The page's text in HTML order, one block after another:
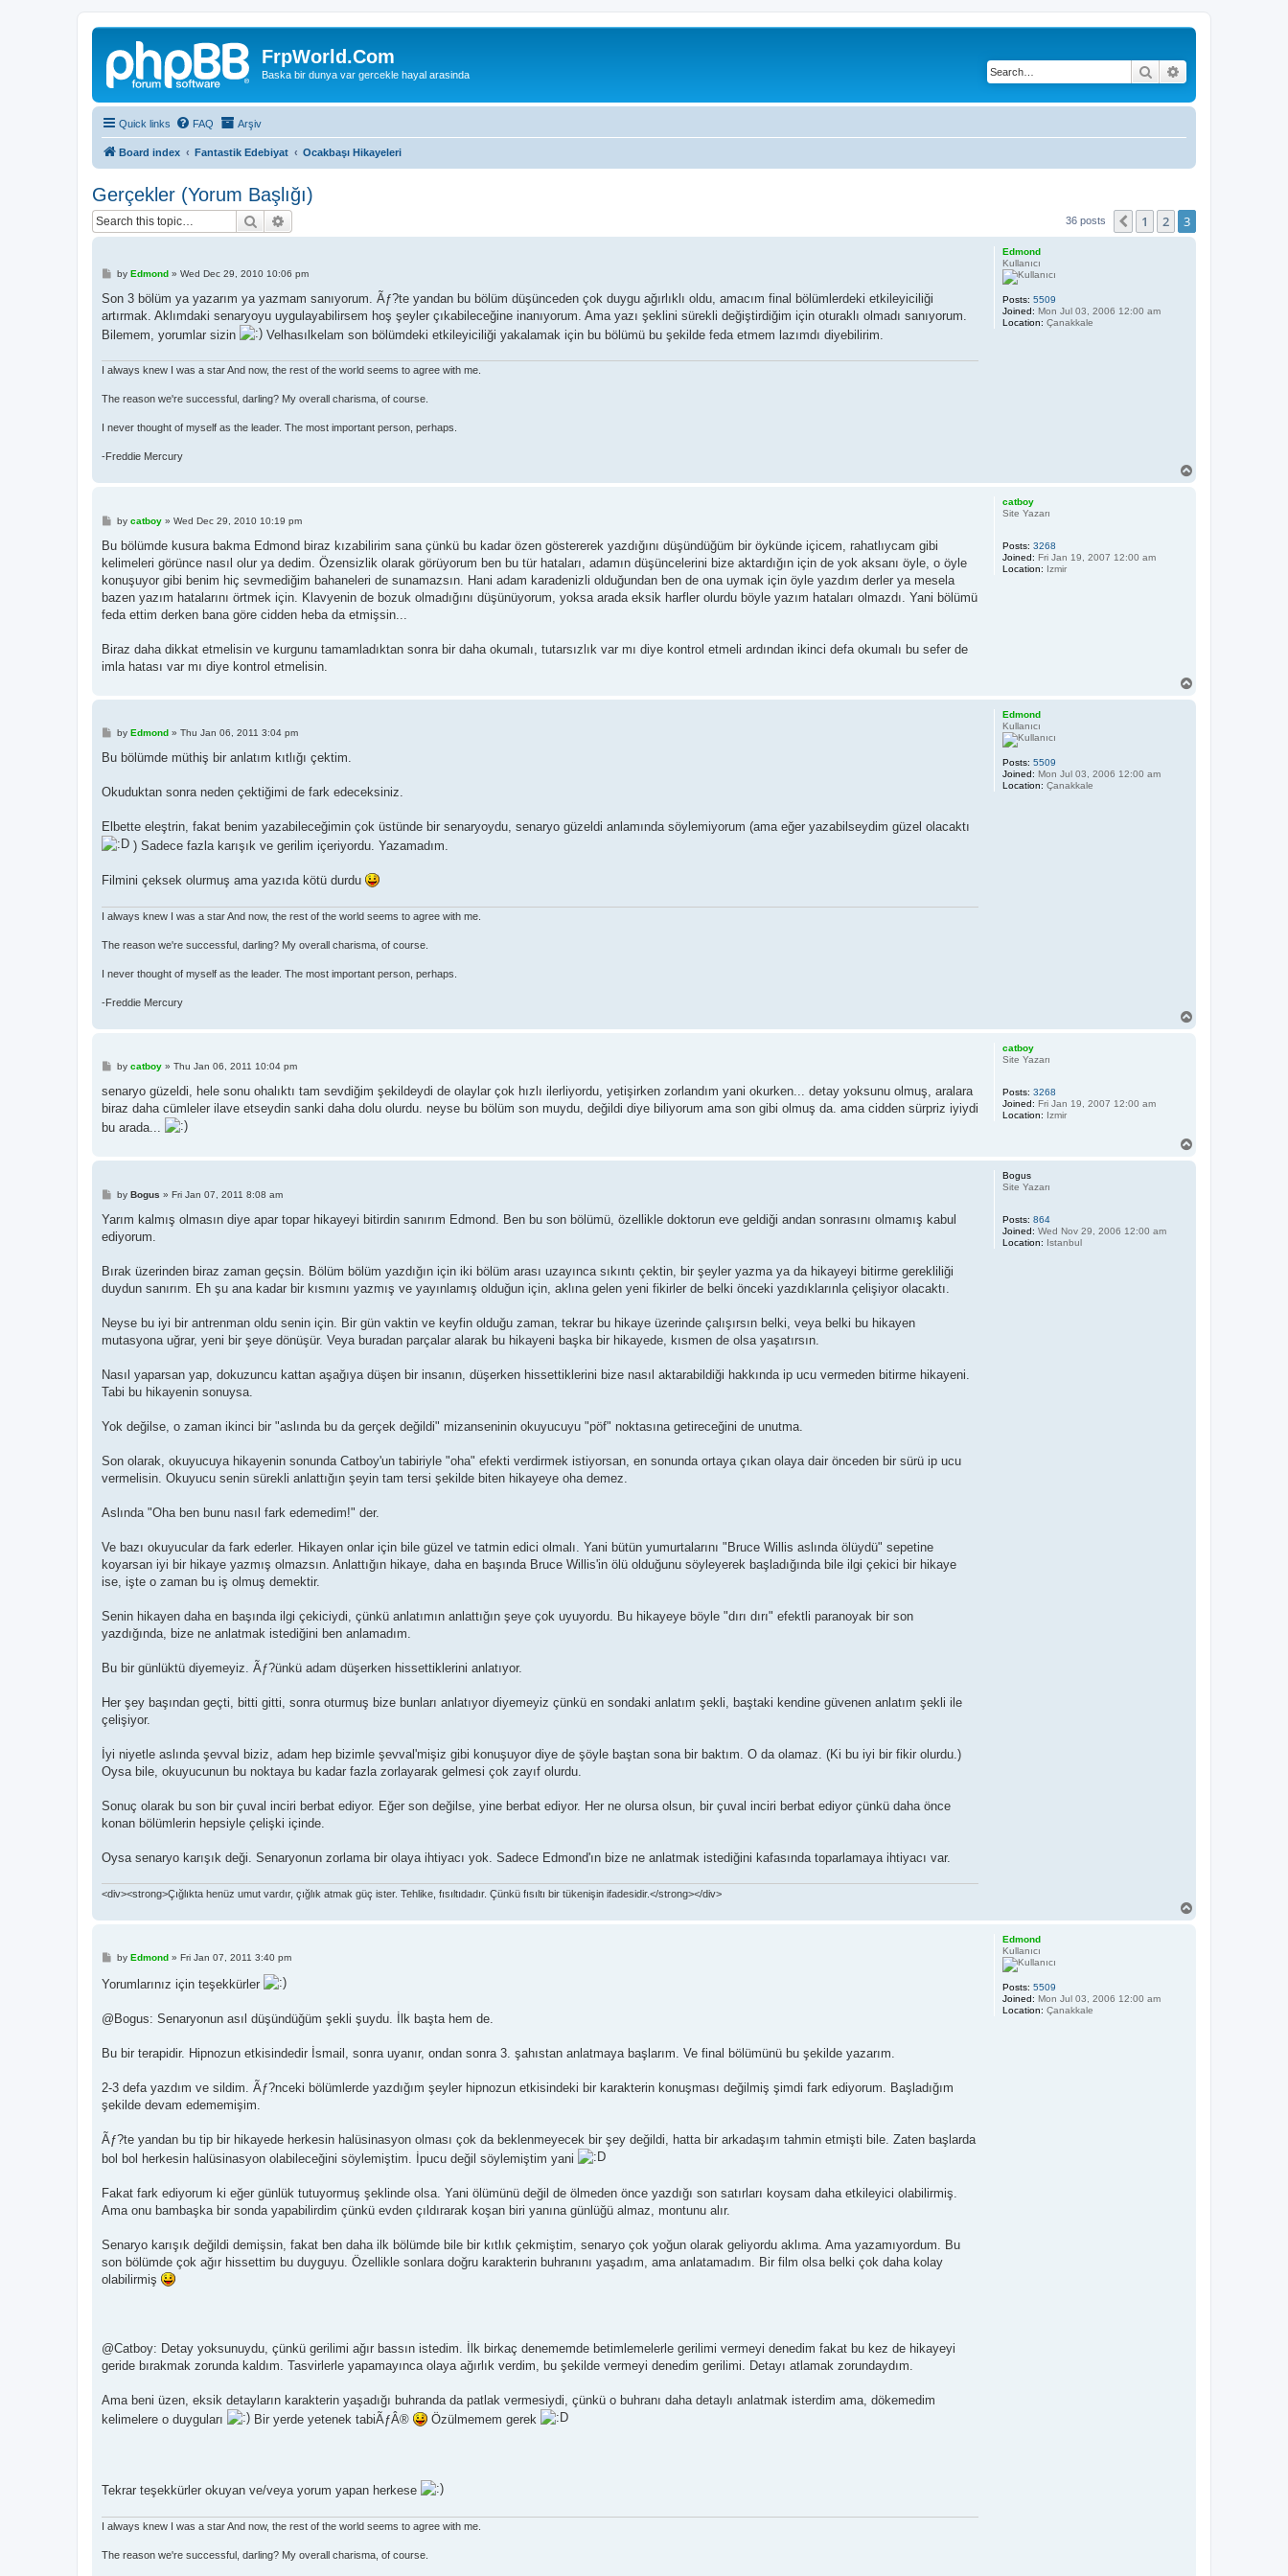
FrpWorld.Com
Baska bir dunya var gercekle hayal arasinda Search
Quick links FAQ Arşiv
Board index Fantastik Edebiyat Ocakbaşı Hikayeleri
Gerçekler (Yorum Başlığı)
Search 36 posts Previous
1 2 3
Edmond
Kullanıcı
Posts: 5509
Joined: Mon Jul 03, 2006 12:00 am
Location: Çanakkale
P
s
by Edmond» Wed Dec 29, 2010 10:06 pm
Son 3 bölüm ya yazarım ya yazmam sanıyorum. Ãƒ?te yandan bu bölüm düşünceden çok duygu ağırlıklı oldu, amacım final bölümlerdeki etkileyiciliği
artırmak. Aklımdaki senaryoyu uygulayabilirsem hoş şeyler çıkabileceğine inanıyorum. Ama yazı şeklini sürekli değiştirdiğim için oturaklı olmadı sanıyorum.
Bilemem, yorumlar sizin
Velhasılkelam son bölümdeki etkileyiciliği yakalamak için bu bölümü bu şekilde feda etmem lazımdı diyebilirim.
I always knew I was a star And now, the rest of the world seems to agree with me.
The reason we're successful, darling? My overall charisma, of course.
I never thought of myself as the leader. The most important person, perhaps.
-Freddie Mercury
catboy
Site Yazarı
Posts: 3268
Joined: Fri Jan 19, 2007 12:00 am
Location: Izmir
P
s
by catboy» Wed Dec 29, 2010 10:19 pm
Bu bölümde kusura bakma Edmond biraz kızabilirim sana çünkü bu kadar özen göstererek yazdığını düşündüğüm bir öykünde içicem, rahatlıycam gibi
kelimeleri görünce nasıl olur ya dedim. Özensizlik olarak görüyorum ben bu tür hataları, adamın düşüncelerini bize aktardığın için de yok aksanı öyle, o öyle
konuşuyor gibi benim hiç sevmediğim bahaneleri de sunamazsın. Hani adam karadenizli olduğundan ben de ona uymak için öyle yazdım derler ya mesela
bazen yazım hatalarını örtmek için. Klavyenin de bozuk olmadığını düşünüyorum, yoksa arada eksik harfler olurdu böyle yazım hataları olmazdı. Yani bölümü
feda ettim derken bana göre cidden heba da etmişsin...
Biraz daha dikkat etmelisin ve kurgunu tamamladıktan sonra bir daha okumalı, tutarsızlık var mı diye kontrol etmeli ardından ikinci defa okumalı bu sefer de
imla hatası var mı diye kontrol etmelisin.
Edmond
Kullanıcı
Posts: 5509
Joined: Mon Jul 03, 2006 12:00 am
Location: Çanakkale
P
s
by Edmond» Thu Jan 06, 2011 3:04 pm
Bu bölümde müthiş bir anlatım kıtlığı çektim.
Okuduktan sonra neden çektiğimi de fark edeceksiniz.
Elbette eleştrin, fakat benim yazabileceğimin çok üstünde bir senaryoydu, senaryo güzeldi anlamında söylemiyorum (ama eğer yazabilseydim güzel olacaktı
) Sadece fazla karışık ve gerilim içeriyordu. Yazamadım.
Filmini çeksek olurmuş ama yazıda kötü durdu
I always knew I was a star And now, the rest of the world seems to agree with me.
The reason we're successful, darling? My overall charisma, of course.
I never thought of myself as the leader. The most important person, perhaps.
-Freddie Mercury
catboy
Site Yazarı
Posts: 3268
Joined: Fri Jan 19, 2007 12:00 am
Location: Izmir
P
s
by catboy» Thu Jan 06, 2011 10:04 pm
senaryo güzeldi, hele sonu ohalıktı tam sevdiğim şekildeydi de olaylar çok hızlı ilerliyordu, yetişirken zorlandım yani okurken... detay yoksunu olmuş, aralara
biraz daha cümleler ilave etseydin sanki daha dolu olurdu. neyse bu bölüm son muydu, değildi diye biliyorum ama son gibi olmuş da. ama cidden sürpriz iyiydi
bu arada...
Bogus
Site Yazarı
Posts: 864
Joined: Wed Nov 29, 2006 12:00 am
Location: Istanbul
P
s
by Bogus » Fri Jan 07, 2011 8:08 am
Yarım kalmış olmasın diye apar topar hikayeyi bitirdin sanırım Edmond. Ben bu son bölümü, özellikle doktorun eve geldiği andan sonrasını olmamış kabul
ediyorum.
Bırak üzerinden biraz zaman geçsin. Bölüm bölüm yazdığın için iki bölüm arası uzayınca sıkıntı çektin, bir şeyler yazma ya da hikayeyi bitirme gerekliliği
duydun sanırım. Eh şu ana kadar bir kısmını yazmış ve yayınlamış olduğun için, aklına gelen yeni fikirler de belki önceki yazdıklarınla çelişiyor olacaktı.
Neyse bu iyi bir antrenman oldu senin için. Bir gün vaktin ve keyfin olduğu zaman, tekrar bu hikaye üzerinde çalışırsın belki, veya belki bu hikayen
mutasyona uğrar, yeni bir şeye dönüşür. Veya buradan parçalar alarak bu hikayeni başka bir hikayede, kısmen de olsa yaşatırsın.
Nasıl yaparsan yap, dokuzuncu kattan aşağıya düşen bir insanın, düşerken hissettiklerini bize nasıl aktarabildiği hakkında ip ucu vermeden bitirme hikayeni.
Tabi bu hikayenin sonuysa.
Yok değilse, o zaman ikinci bir "aslında bu da gerçek değildi" mizanseninin okuyucuyu "pöf" noktasına getireceğini de unutma.
Son olarak, okuyucuya hikayenin sonunda Catboy'un tabiriyle "oha" efekti verdirmek istiyorsan, en sonunda ortaya çıkan olaya dair önceden bir sürü ip ucu
vermelisin. Okuyucu senin sürekli anlattığın şeyin tam tersi şekilde biten hikayeye oha demez.
Aslında "Oha ben bunu nasıl fark edemedim!" der.
Ve bazı okuyucular da fark ederler. Hikayen onlar için bile güzel ve tatmin edici olmalı. Yani bütün yumurtalarını "Bruce Willis aslında ölüydü" sepetine
koyarsan iyi bir hikaye yazmış olmazsın. Anlattığın hikaye, daha en başında Bruce Willis'in ölü olduğunu söyleyerek başladığında bile ilgi çekici bir hikaye
ise, işte o zaman bu iş olmuş demektir.
Senin hikayen daha en başında ilgi çekiciydi, çünkü anlatımın anlattığın şeye çok uyuyordu. Bu hikayeye böyle "dırı dırı" efektli paranoyak bir son
yazdığında, bize ne anlatmak istediğini ben anlamadım.
Bu bir günlüktü diyemeyiz. Ãƒ?ünkü adam düşerken hissettiklerini anlatıyor.
Her şey başından geçti, bitti gitti, sonra oturmuş bize bunları anlatıyor diyemeyiz çünkü en sondaki anlatım şekli, baştaki kendine güvenen anlatım şekli ile
çelişiyor.
İyi niyetle aslında şevval biziz, adam hep bizimle şevval'mişiz gibi konuşuyor diye de şöyle baştan sona bir baktım. O da olamaz. (Ki bu iyi bir fikir olurdu.)
Oysa bile, okuyucunun bu noktaya bu kadar fazla zorlayarak gelmesi çok zayıf olurdu.
Sonuç olarak bu son bir çuval inciri berbat ediyor. Eğer son değilse, yine berbat ediyor. Her ne olursa olsun, bir çuval inciri berbat ediyor çünkü daha önce
konan bölümlerin hepsiyle çelişki içinde.
Oysa senaryo karışık deği. Senaryonun zorlama bir olaya ihtiyacı yok. Sadece Edmond'ın bize ne anlatmak istediğini kafasında toparlamaya ihtiyacı var.
<div><strong>Çığlıkta henüz umut vardır, çığlık atmak güç ister. Tehlike, fısıltıdadır. Çünkü fısıltı bir tükenişin ifadesidir.</strong></div>
Edmond
Kullanıcı
Posts: 5509
Joined: Mon Jul 03, 2006 12:00 am
Location: Çanakkale
P
t
by Edmond» Fri Jan 07, 2011 3:40 pm
Yorumlarınız için teşekkürler
@Bogus: Senaryonun asıl düşündüğüm şekli şuydu. İlk başta hem de.
Bu bir terapidir. Hipnozun etkisindedir İsmail, sonra uyanır, ondan sonra 3. şahıstan anlatmaya başlarım. Ve final bölümünü bu şekilde yazarım.
2-3 defa yazdım ve sildim. Ãƒ?nceki bölümlerde yazdığım şeyler hipnozun etkisindeki bir karakterin konuşması değilmiş şimdi fark ediyorum. Başladığım
şekilde devam edememişim.
Ãƒ?te yandan bu tip bir hikayede herkesin halüsinasyon olması çok da beklenmeyecek bir şey değildi, hatta bir arkadaşım tahmin etmişti bile. Zaten başlarda
bol bol herkesin halüsinasyon olabileceğini söylemiştim. İpucu değil söylemiştim yani
Fakat fark ediyorum ki eğer günlük tutuyormuş şeklinde olsa. Yani ölümünü değil de ölmeden önce yazdığı son satırları koysam daha etkileyici olabilirmiş.
Ama onu bambaşka bir sonda yapabilirdim çünkü evden çıldırarak koşan biri yanına günlüğü almaz, montunu alır.
Senaryo karışık değildi demişsin, fakat ben daha ilk bölümde bile bir kıtlık çekmiştim, senaryo çok yoğun olarak geliyordu aklıma. Ama yazamıyordum. Bu
son bölümde çok ağır hissettim bu duyguyu. Özellikle sonlara doğru karakterin buhranını yaşadım, ama anlatamadım. Bir film olsa belki çok daha kolay
olabilirmiş
@Catboy: Detay yoksunuydu, çünkü gerilimi ağır bassın istedim. İlk birkaç denememde betimlemelerle gerilimi vermeyi denedim fakat bu kez de hikayeyi
geride bırakmak zorunda kaldım. Tasvirlerle yapamayınca olaya ağırlık verdim, bu şekilde vermeyi denedim gerilimi. Detayı atlamak zorundaydım.
Ama beni üzen, eksik detayların karakterin yaşadığı buhranda da patlak vermesiydi, çünkü o buhranı daha detaylı anlatmak isterdim ama, dökemedim
kelimelere o duyguları
Bir yerde yetenek tabiÃƒÂ® Özülmemem gerek
Tekrar teşekkürler okuyan ve/veya yorum yapan herkese
I always knew I was a star And now, the rest of the world seems to agree with me.
The reason we're successful, darling? My overall charisma, of course.